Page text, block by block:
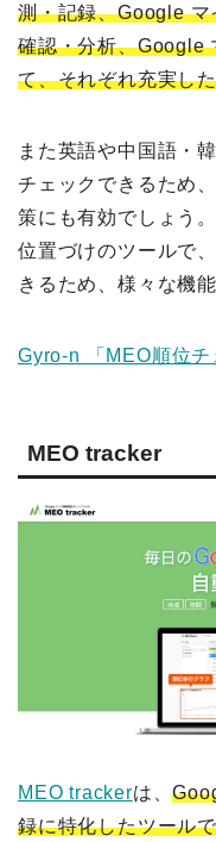
測・記録、Google マ
確認・分析、Google
て、それぞれ充実し
また英語や中国語・
チェックできるため
策にも有効でしょう
位置づけのツールで
きるため、様々な機
Gyro-n 「MEO順位チ
MEO tracker
MEO trackerは、
録に特化したツール